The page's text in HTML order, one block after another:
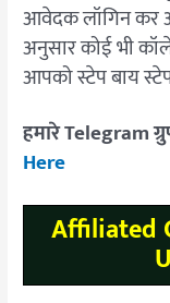
आवेदक लॉगिन कर
अनुसार कोई भी
आपको स्टेप बाय
हमारे Telegram
Here
Affiliated